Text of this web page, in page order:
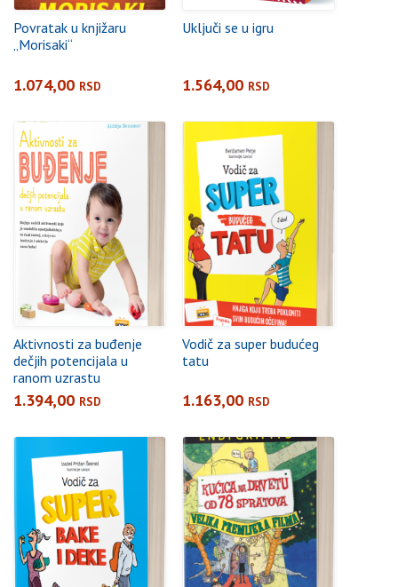
Povratak u knjižaru
„Morisaki“
1.074,00 RSD
Uključi se u igru
1.564,00 RSD
Aktivnosti za buđenje
dečjih potencijala u
ranom uzrastu
1.394,00 RSD
Vodič za super budućeg
tatu
1.163,00 RSD